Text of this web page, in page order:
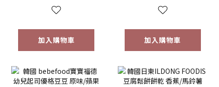
加入購物車
定】
加入購物車